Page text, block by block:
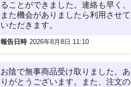
ることができました。連絡も早く、
また機会がありましたら利用させて
いただきます。
報告日時 2026年8月8日 11:10
お陰で無事商品受け取りました。あ
りがとうございます。また、注文の